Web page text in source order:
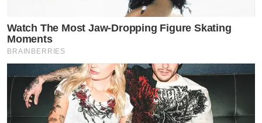
Watch The Most Jaw‑Dropping Figure Skating
Moments
BRAINBERRIES